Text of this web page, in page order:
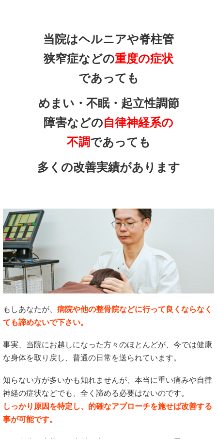
当院はヘルニアや脊柱管
狭窄症などの重度の症状
であっても
めまい・不眠・起立性調節
障害などの自律神経系の
不調であっても
多くの改善実績があります
もしあなたが、 病院や他の整骨院などに行って良くならなく
ても諦めないで下さい。
事実、当院にお越しになった方々のほとんどが、今では健康
な身体を取り戻し、普通の日常を送られています。
知らない方が多いかも知れませんが、本当に重い痛みや自律
神経の症状などでも、全く諦める必要はないのです。
しっかり原因を特定し、的確なアプローチを施せば改善する
事が可能です。